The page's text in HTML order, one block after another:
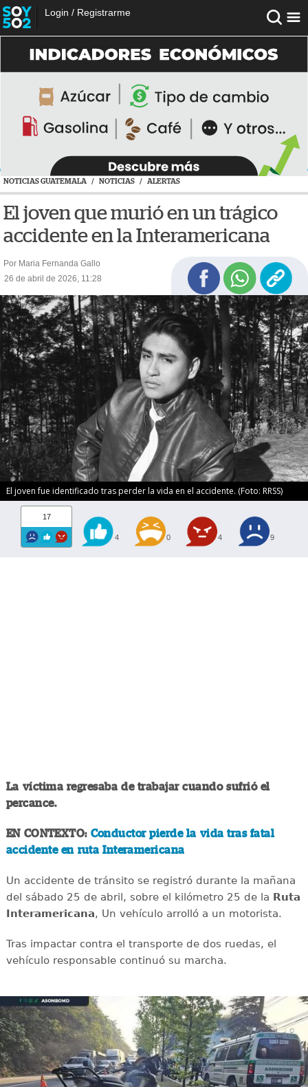
Login / Registrarme
NOTICIAS GUATEMALA / NOTICIAS / ALERTAS
El joven que murió en un trágico
accidente en la Interamericana
Por Maria Fernanda Gallo
26 de abril de 2026, 11:28
El joven fue identificado tras perder la vida en el accidente. (Foto: RRSS)
17
4 0 4 9
La víctima regresaba de trabajar cuando sufrió el
percance.
EN CONTEXTO: Conductor pierde la vida tras fatal
accidente en ruta Interamericana
Un accidente de tránsito se registró durante la mañana
del sábado 25 de abril, sobre el kilómetro 25 de la Ruta
Interamericana, Un vehículo arrolló a un motorista.
Tras impactar contra el transporte de dos ruedas, el
vehículo responsable continuó su marcha.